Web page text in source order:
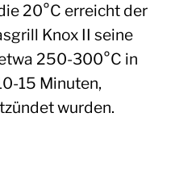
20°C erreicht der
Knox II seine
250-300°C in
15 Minuten,
wurden.